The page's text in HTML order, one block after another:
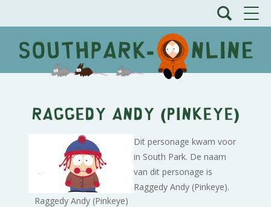
Raggedy Andy (Pinkeye)
Raggedy Andy (Pinkeye)
Dit personage kwam voor
in South Park. De naam
van dit personage is
Raggedy Andy (Pinkeye).